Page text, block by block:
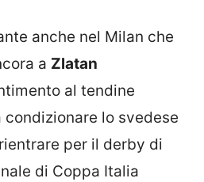
anche nel Milan che
a Zlatan
al tendine
condizionare lo svedese
per il derby di
di Coppa Italia